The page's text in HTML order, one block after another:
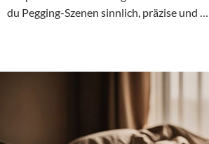
du Pegging-Szenen sinnlich, präzise und …